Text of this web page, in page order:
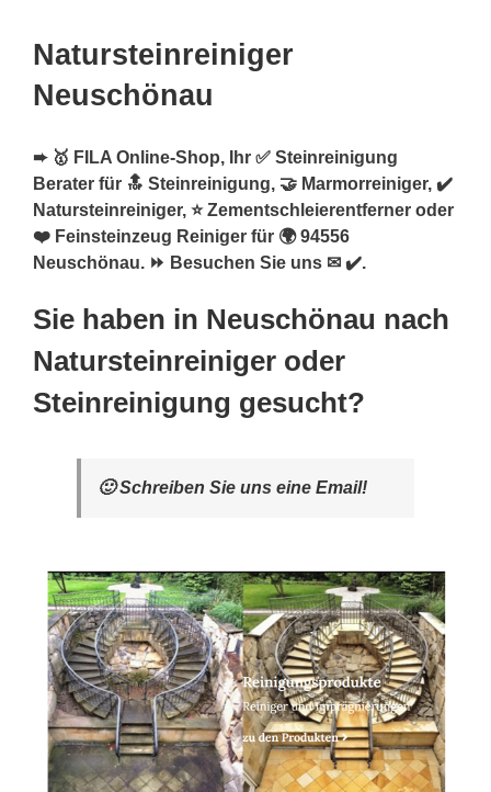
Natursteinreiniger
Neuschönau
➨ 🥇 FILA Online-Shop, Ihr ✅ Steinreinigung
Berater für 🔝 Steinreinigung, 🤝 Marmorreiniger, ✔️
Natursteinreiniger, ⭐ Zementschleierentferner oder
❤️ Feinsteinzeug Reiniger für 🌍 94556
Neuschönau. ⏩ Besuchen Sie uns ✉ ✔️.
Sie haben in Neuschönau nach
Natursteinreiniger oder
Steinreinigung gesucht?
🙂 Schreiben Sie uns eine Email!